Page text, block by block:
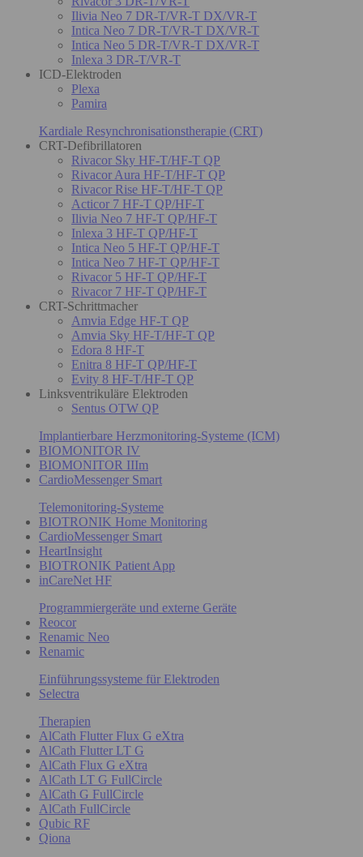
Ilivia Neo 7 DR-T/VR-T DX/VR-T
Intica Neo 7 DR-T/VR-T DX/VR-T
Intica Neo 5 DR-T/VR-T DX/VR-T
Inlexa 3 DR-T/VR-T
ICD-Elektroden
Plexa
Pamira
Kardiale Resynchronisationstherapie (CRT)
CRT-Defibrillatoren
Rivacor Sky HF-T/HF-T QP
Rivacor Aura HF-T/HF-T QP
Rivacor Rise HF-T/HF-T QP
Acticor 7 HF-T QP/HF-T
Ilivia Neo 7 HF-T QP/HF-T
Inlexa 3 HF-T QP/HF-T
Intica Neo 5 HF-T QP/HF-T
Intica Neo 7 HF-T QP/HF-T
Rivacor 5 HF-T QP/HF-T
Rivacor 7 HF-T QP/HF-T
CRT-Schrittmacher
Amvia Edge HF-T QP
Amvia Sky HF-T/HF-T QP
Edora 8 HF-T
Enitra 8 HF-T QP/HF-T
Evity 8 HF-T/HF-T QP
Linksventrikuläre Elektroden
Sentus OTW QP
Implantierbare Herzmonitoring-Systeme (ICM)
BIOMONITOR IV
BIOMONITOR IIIm
CardioMessenger Smart
Telemonitoring-Systeme
BIOTRONIK Home Monitoring
CardioMessenger Smart
HeartInsight
BIOTRONIK Patient App
inCareNet HF
Programmiergeräte und externe Geräte
Reocor
Renamic Neo
Renamic
Einführungssysteme für Elektroden
Selectra
Therapien
AlCath Flutter Flux G eXtra
AlCath Flutter LT G
AlCath Flux G eXtra
AlCath LT G FullCircle
AlCath G FullCircle
AlCath FullCircle
Qubic RF
Qiona